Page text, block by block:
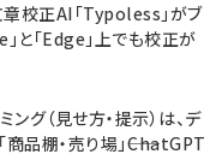
校正AI「Typoless」がブ
と「Edge」上でも校正が
グ（見せ方・提示）は、デ
品棚・売り場」――ChatGPT